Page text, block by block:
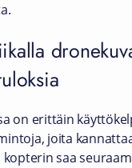
on erittäin
joita
kopterin saa